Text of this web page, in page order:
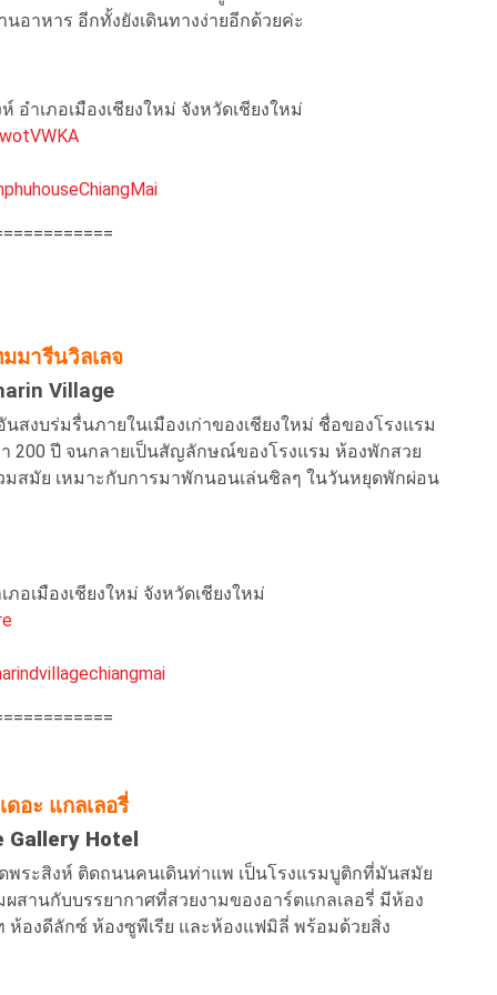
อาหาร อีกทั้งยังเดินทางง่ายอีกด้วยค่ะ
ำเภอเมืองเชียงใหม่ จังหวัดเชียงใหม่
มารีนวิลเลจ
Village
งบร่มรื่นภายในเมืองเก่าของเชียงใหม่ ชื่อของโรงแรม
200 ปี จนกลายเป็นสัญลักษณ์ของโรงแรม ห้องพักสวย
สมัย เหมาะกับการมาพักนอนเล่นชิลๆ ในวันหยุดพักผ่อน
อเมืองเชียงใหม่ จังหวัดเชียงใหม่
ดอะ แกลเลอรี่
Gallery Hotel
ดพระสิงห์ ติดถนนคนเดินท่าแพ เป็นโรงแรมบูติกที่มันสมัย
สานกับบรรยากาศที่สวยงามของอาร์ตแกลเลอรี่ มีห้อง
องดีลักซ์ ห้องซูพีเรีย และห้องแฟมิลี่ พร้อมด้วยสิ่ง